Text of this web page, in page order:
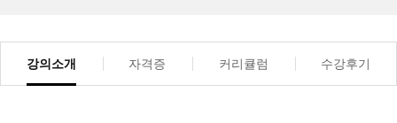
강의소개 자격증 커리큘럼 수강후기